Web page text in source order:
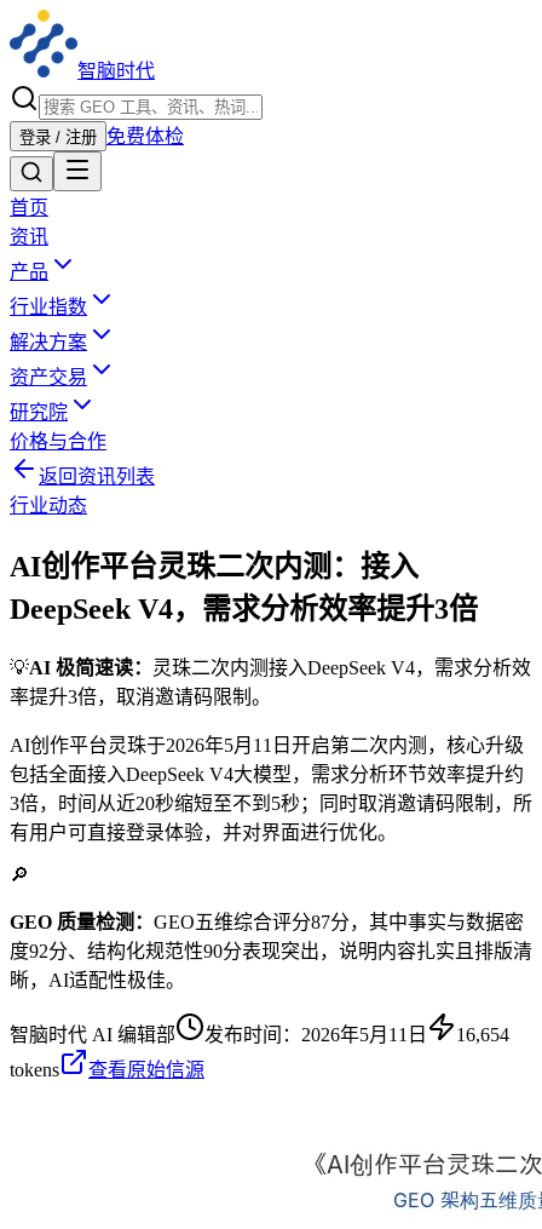
智脑时代
登录 / 注册 免费体检
首页
资讯
产品
行业指数
解决方案
资产交易
研究院
价格与合作
返回资讯列表
行业动态
AI创作平台灵珠二次内测：接入
DeepSeek V4，需求分析效率提升3倍
💡AI 极简速读： 灵珠二次内测接入DeepSeek V4，需求分析效
率提升3倍，取消邀请码限制。
AI创作平台灵珠于2026年5月11日开启第二次内测，核心升级
包括全面接入DeepSeek V4大模型，需求分析环节效率提升约
3倍，时间从近20秒缩短至不到5秒；同时取消邀请码限制，所
有用户可直接登录体验，并对界面进行优化。
🔎
GEO 质量检测： GEO五维综合评分87分，其中事实与数据密
度92分、结构化规范性90分表现突出，说明内容扎实且排版清
晰，AI适配性极佳。
智脑时代 AI 编辑部 发布时间： 2026年5月11日
16,654
tokens
查看原始信源